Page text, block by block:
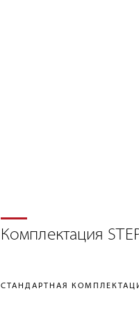
Комплектация
СТАНДАРТНАЯ